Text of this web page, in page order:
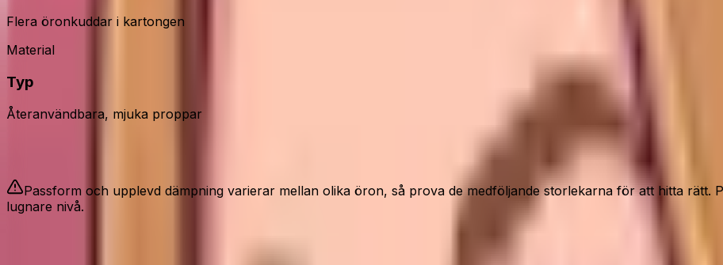
Flera öronkuddar i kartongen
Material
Typ
Återanvändbara, mjuka proppar
Passform och upplevd dämpning varierar mellan olika öron, så prova de medföljande storlekarna för att hitta rätt.
lugnare nivå.